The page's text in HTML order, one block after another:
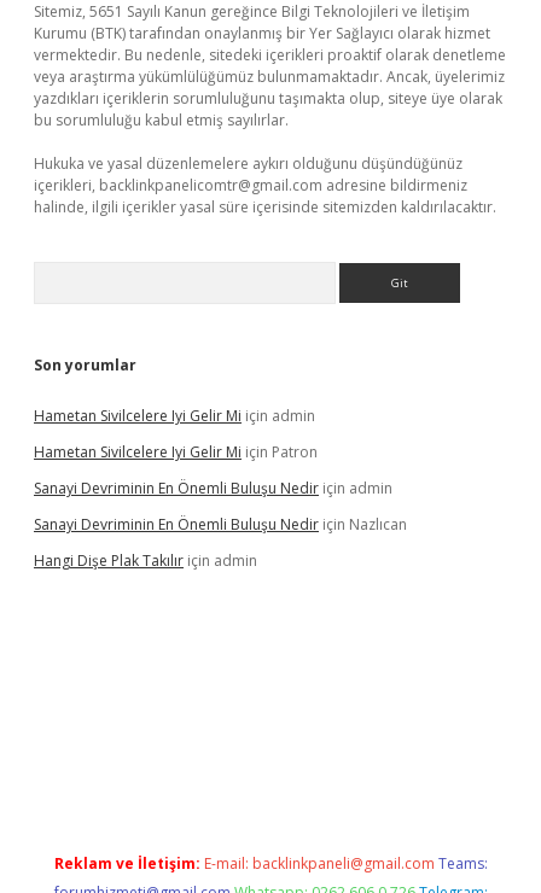
Sitemiz, 5651 Sayılı Kanun gereğince Bilgi Teknolojileri ve İletişim
Kurumu (BTK) tarafından onaylanmış bir Yer Sağlayıcı olarak hizmet
vermektedir. Bu nedenle, sitedeki içerikleri proaktif olarak denetleme
veya araştırma yükümlülüğümüz bulunmamaktadır. Ancak, üyelerimiz
yazdıkları içeriklerin sorumluluğunu taşımakta olup, siteye üye olarak
bu sorumluluğu kabul etmiş sayılırlar.
Hukuka ve yasal düzenlemelere aykırı olduğunu düşündüğünüz
içerikleri, backlinkpanelicomtr@gmail.com adresine bildirmeniz
halinde, ilgili içerikler yasal süre içerisinde sitemizden kaldırılacaktır.
Son yorumlar
Hametan Sivilcelere Iyi Gelir Mi için admin
Hametan Sivilcelere Iyi Gelir Mi için Patron
Sanayi Devriminin En Önemli Buluşu Nedir için admin
Sanayi Devriminin En Önemli Buluşu Nedir için Nazlıcan
Hangi Dişe Plak Takılır için admin
Reklam ve İletişim: E-mail: backlinkpaneli@gmail.com Teams: